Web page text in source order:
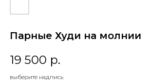
Парные Худи на молнии
19 500 р.
выберите надпись